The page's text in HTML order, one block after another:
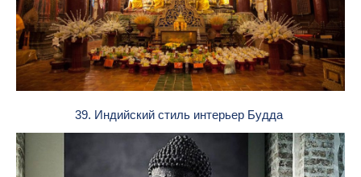
39. Индийский стиль интерьер Будда